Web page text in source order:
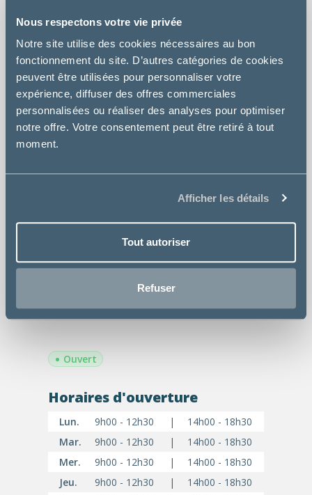
Nous respectons votre vie privée
Notre site utilise des cookies nécessaires au bon
fonctionnement du site. D’autres catégories de cookies
peuvent être utilisées pour personnaliser votre
expérience, diffuser des offres commerciales
personnalisées ou réaliser des analyses pour optimiser
notre offre. Votre consentement peut être retiré à tout
moment.
Afficher les détails
Tout autoriser
Refuser
Dr. Sylvie Bruninx
Vétérinaire associé
ASV - Karine
Vétérinaire
• Ouvert
Horaires d'ouverture
Lun. 9h00 - 12h30 |
14h00 - 18h30
Mar.
9h00 - 12h30 |
14h00 - 18h30
Mer.
9h00 - 12h30 |
14h00 - 18h30
Jeu.
9h00 - 12h30 |
14h00 - 18h30